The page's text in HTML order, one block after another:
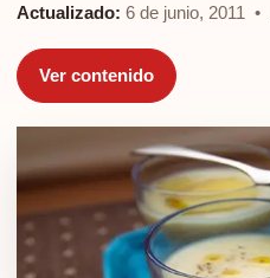
Actualizado: 6 de junio, 2011 •
Ver contenido